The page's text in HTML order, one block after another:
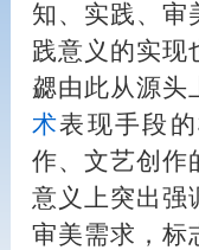
知、实践、审
践意义的实现
勰由此从源头
术表现手段
作、文艺创作
意义上突出强
审美需求，标